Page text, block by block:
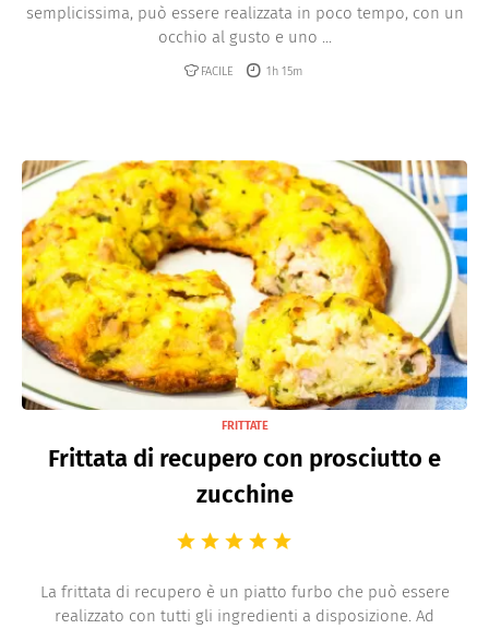
semplicissima, può essere realizzata in poco tempo, con un
occhio al gusto e uno ...
FACILE 1h 15m
FRITTATE
Frittata di recupero con prosciutto e
zucchine
La frittata di recupero è un piatto furbo che può essere
realizzato con tutti gli ingredienti a disposizione. Ad